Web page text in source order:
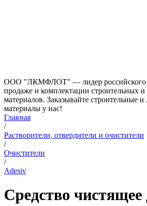
ООО "ЛКМФЛОТ" — лидер российского
продаже и комплектации строительных и
материалов. Заказывайте строительные и
материалы у нас!
Главная
/
Растворители, отвердители и очистители
/
Очистители
/
Adesiv
Средство чистящее